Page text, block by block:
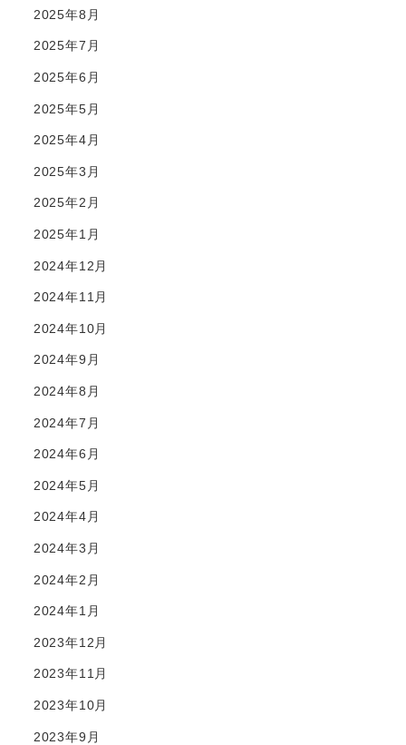
2025年8月
2025年7月
2025年6月
2025年5月
2025年4月
2025年3月
2025年2月
2025年1月
2024年12月
2024年11月
2024年10月
2024年9月
2024年8月
2024年7月
2024年6月
2024年5月
2024年4月
2024年3月
2024年2月
2024年1月
2023年12月
2023年11月
2023年10月
2023年9月